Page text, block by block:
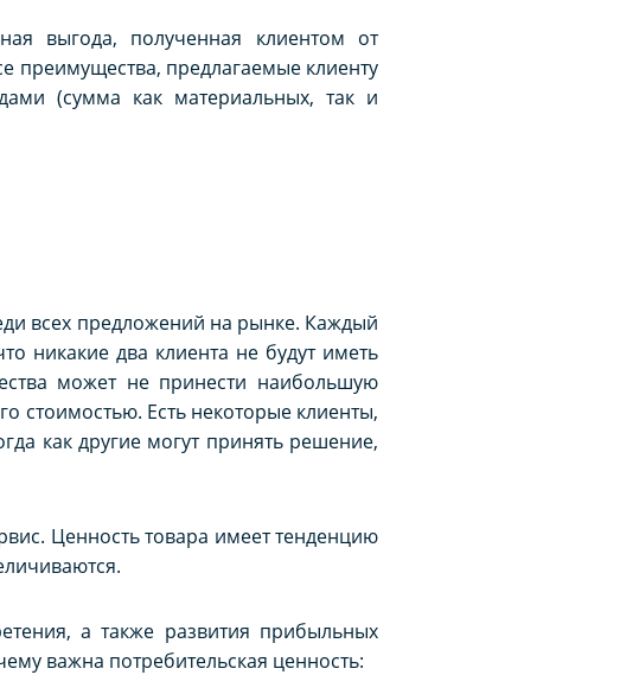
выгода, полученная клиентом от
преимущества, предлагаемые клиенту
(сумма как материальных, так и
всех предложений на рынке. Каждый
никакие два клиента не будут иметь
может не принести наибольшую
стоимостью. Есть некоторые клиенты,
как другие могут принять решение,
Ценность товара имеет тенденцию
а также развития прибыльных
важна потребительская ценность: